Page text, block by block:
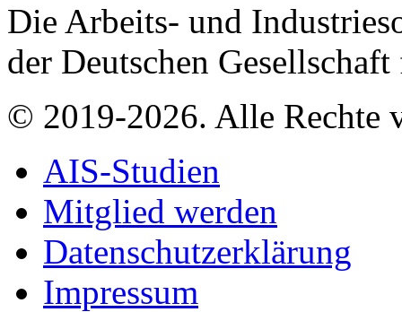
Die Arbeits- und
der Deutschen
© 2019-2026. Alle Rechte
AIS-Studien
Mitglied werden
Datenschutzerklärung
Impressum